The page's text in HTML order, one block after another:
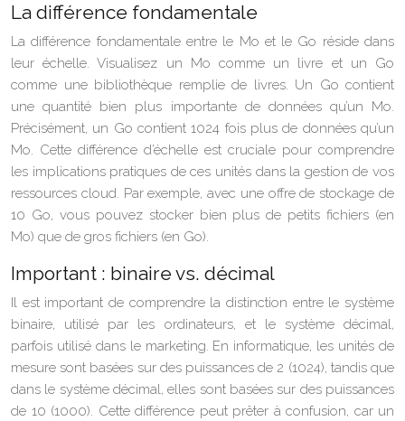
La différence fondamentale
La différence fondamentale entre le Mo et le Go réside dans
leur échelle. Visualisez un Mo comme un livre et un Go
comme une bibliothèque remplie de livres. Un Go contient
une quantité bien plus importante de données qu’un Mo.
Précisément, un Go contient 1024 fois plus de données qu’un
Mo. Cette différence d’échelle est cruciale pour comprendre
les implications pratiques de ces unités dans la gestion de vos
ressources cloud. Par exemple, avec une offre de stockage de
10 Go, vous pouvez stocker bien plus de petits fichiers (en
Mo) que de gros fichiers (en Go).
Important : binaire vs. décimal
Il est important de comprendre la distinction entre le système
binaire, utilisé par les ordinateurs, et le système décimal,
parfois utilisé dans le marketing. En informatique, les unités de
mesure sont basées sur des puissances de 2 (1024), tandis que
dans le système décimal, elles sont basées sur des puissances
de 10 (1000). Cette différence peut prêter à confusion, car un